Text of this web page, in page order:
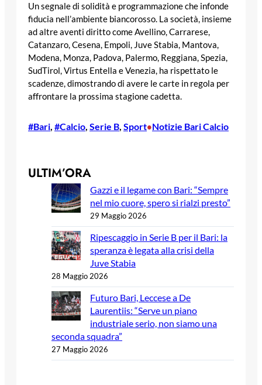
Un segnale di solidità e programmazione che infonde
fiducia nell’ambiente biancorosso. La società, insieme
ad altre aventi diritto come Avellino, Carrarese,
Catanzaro, Cesena, Empoli, Juve Stabia, Mantova,
Modena, Monza, Padova, Palermo, Reggiana, Spezia,
SudTirol, Virtus Entella e Venezia, ha rispettato le
scadenze, dimostrando di avere le carte in regola per
affrontare la prossima stagione cadetta.
#Bari, #Calcio, Serie B, Sport•Notizie Bari Calcio
ULTIM’ORA
Gazzi e il legame con Bari: “Sempre
nel mio cuore, spero si rialzi presto”
29 Maggio 2026
Ripescaggio in Serie B per il Bari: la
speranza è legata alla crisi della
Juve Stabia
28 Maggio 2026
Futuro Bari, Leccese a De
Laurentiis: “Serve un piano
industriale serio, non siamo una
seconda squadra”
27 Maggio 2026